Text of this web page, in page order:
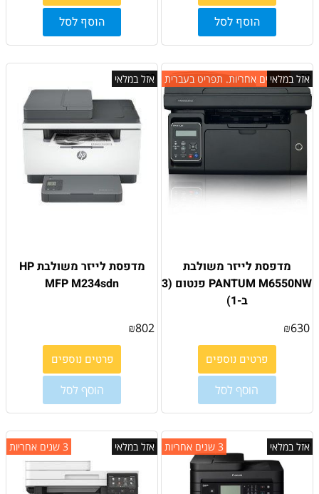
הוסף לסל הוסף לסל
3 שנים אחריות. תפריט בעברית
אזל במלאי
מדפסת ‏לייזר משולבת
PANTUM M6550NW פנטום (3
ב-1)
₪630
פרטים נוספים
הוסף לסל
אזל במלאי
מדפסת לייזר משולבת HP
MFP M234sdn
₪802
פרטים נוספים
הוסף לסל
3 שנים אחריות אזל במלאי 3 שנים אחריות אזל במלאי